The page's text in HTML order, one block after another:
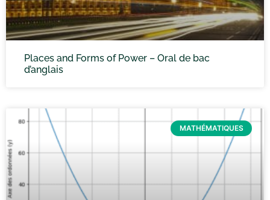
Places and Forms of Power – Oral de bac
d’anglais
MATHÉMATIQUES